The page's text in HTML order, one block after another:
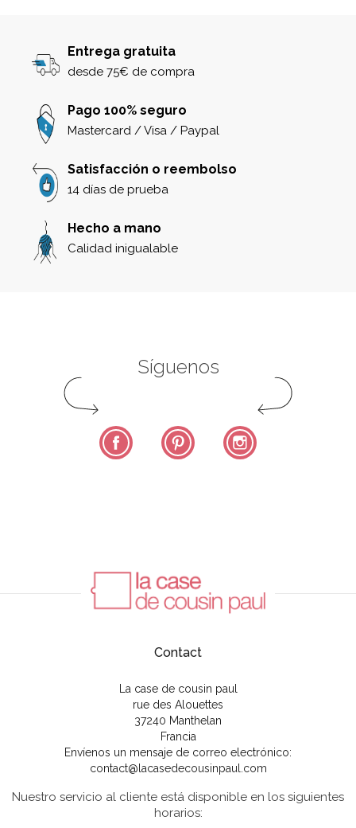
Entrega gratuita
desde 75€ de compra
Pago 100% seguro
Mastercard / Visa / Paypal
Satisfacción o reembolso
14 días de prueba
Hecho a mano
Calidad inigualable
Síguenos
Facebook Pinterest
Contact
La case de cousin paul
rue des Alouettes
37240 Manthelan
Francia
Envíenos un mensaje de correo electrónico:
contact@lacasedecousinpaul.com
Nuestro servicio al cliente está disponible en los siguientes
horarios: